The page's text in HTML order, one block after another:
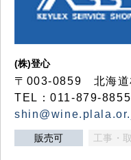
(株)登心
〒003-0859 北海道
TEL：011-879-
販売可 工事・